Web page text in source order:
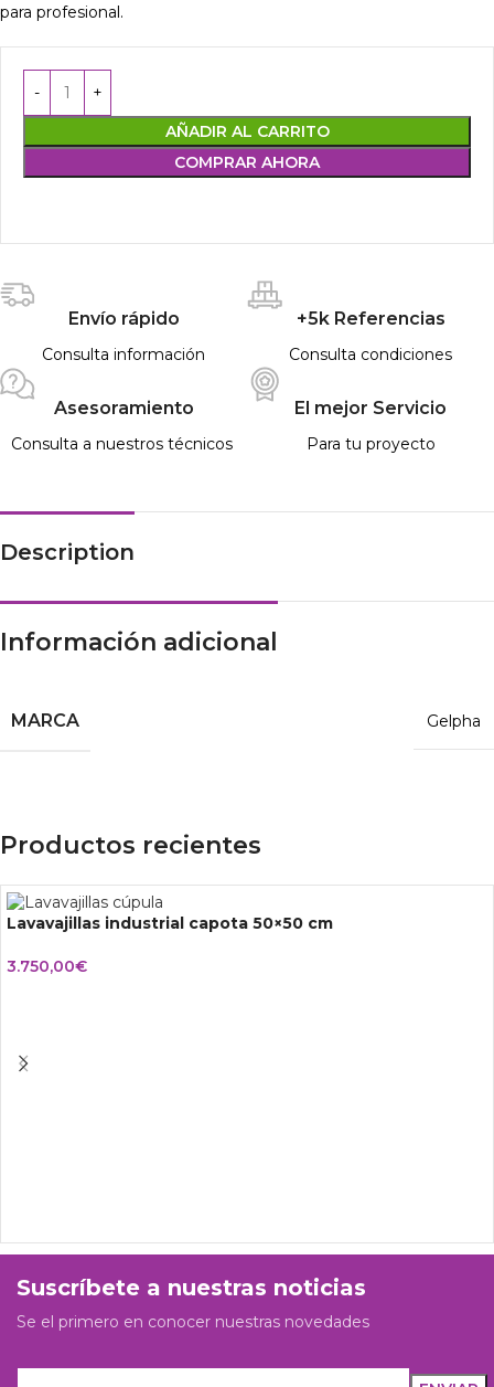
para profesional.
AÑADIR AL CARRITO
COMPRAR AHORA
Envío rápido
Consulta información
+5k Referencias
Consulta condiciones
Asesoramiento
Consulta a nuestros técnicos
El mejor Servicio
Para tu proyecto
Description
Información adicional
MARCA Gelpha
Productos recientes
Lavavajillas industrial capota 50×50 cm
3.750,00€
Suscríbete a nuestras noticias
Se el primero en conocer nuestras novedades